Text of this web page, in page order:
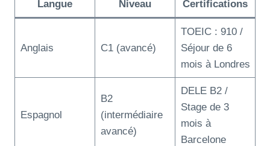
Langue Niveau Certifications
Anglais C1 (avancé)
TOEIC : 910 /
Séjour de 6
mois à Londres
Espagnol
B2
(intermédiaire
avancé)
DELE B2 /
Stage de 3
mois à
Barcelone